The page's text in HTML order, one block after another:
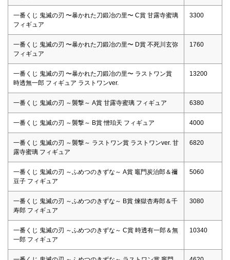
一番くじ 鬼滅の刃 〜暴かれた刀鍛冶の里〜 C賞 ⽢露寺蜜璃
フィギュア
3300
一番くじ 鬼滅の刃 〜暴かれた刀鍛冶の里〜 D賞 不死川⽞弥
フィギュア
1760
一番くじ 鬼滅の刃 〜暴かれた刀鍛冶の里〜 ラストワン賞
時透無⼀郎 フィギュア ラストワンver.
13200
一番くじ 鬼滅の刃 ～襲撃～ A賞 甘露寺蜜璃 フィギュア 6380
一番くじ 鬼滅の刃 ～襲撃～ B賞 憎珀天 フィギュア 4000
一番くじ 鬼滅の刃 ～襲撃～ ラストワン賞 ラストワンver. ⽢
露寺蜜璃 フィギュア
6820
一番くじ 鬼滅の刃 ～ふめつのきずな～ A賞 竈門炭治郎＆禰
⾖⼦ フィギュア
5060
一番くじ 鬼滅の刃 ～ふめつのきずな～ B賞 煉獄杏寿郎＆千
寿郎 フィギュア
3080
一番くじ 鬼滅の刃 ～ふめつのきずな～ C賞 時透有⼀郎＆無
⼀郎 フィギュア
10340